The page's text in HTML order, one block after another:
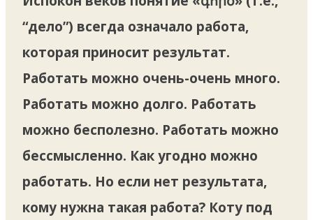
“дело”) всегда означало работа,
которая приносит результат.
Работать можно очень-очень много.
Работать можно долго. Работать
можно бесполезно. Работать можно
бессмысленно. Как угодно можно
работать. Но если нет результата,
кому нужна такая работа? Коту под